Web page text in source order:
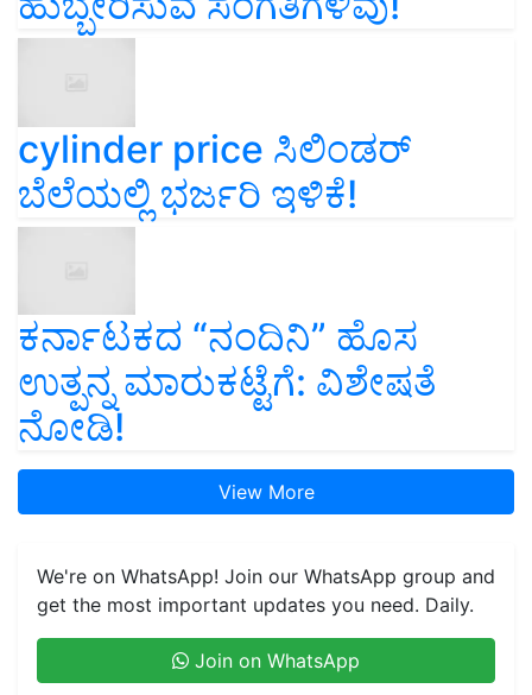
cylinder price ಸಿಲಿಂಡರ್‌
ಬೆಲೆಯಲ್ಲಿ ಭರ್ಜರಿ ಇಳಿಕೆ!
ಕರ್ನಾಟಕದ “ನಂದಿನಿ” ಹೊಸ
ಉತ್ಪನ್ನ ಮಾರುಕಟ್ಟೆಗೆ: ವಿಶೇಷತೆ
ನೋಡಿ!
View More
We're on WhatsApp! Join our WhatsApp group and
get the most important updates you need. Daily.
Join on WhatsApp